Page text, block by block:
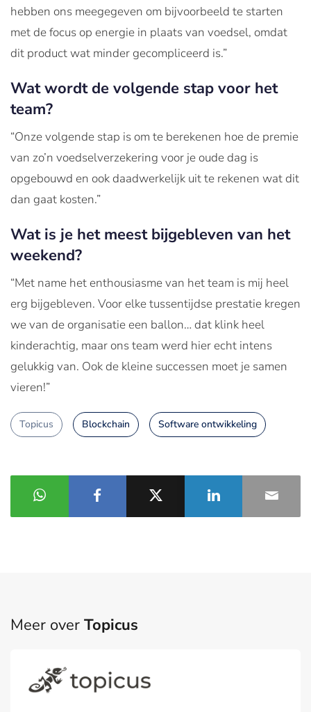
hebben ons meegegeven om bijvoorbeeld te starten
met de focus op energie in plaats van voedsel, omdat
dit product wat minder gecompliceerd is.”
Wat wordt de volgende stap voor het
team?
“Onze volgende stap is om te berekenen hoe de premie
van zo’n voedselverzekering voor je oude dag is
opgebouwd en ook daadwerkelijk uit te rekenen wat dit
dan gaat kosten.”
Wat is je het meest bijgebleven van het
weekend?
“Met name het enthousiasme van het team is mij heel
erg bijgebleven. Voor elke tussentijdse prestatie kregen
we van de organisatie een ballon… dat klink heel
kinderachtig, maar ons team werd hier echt intens
gelukkig van. Ook de kleine successen moet je samen
vieren!”
Topicus Blockchain Software ontwikkeling
Meer over Topicus